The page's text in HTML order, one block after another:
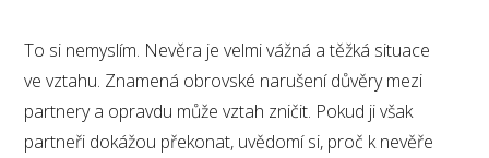
To si nemyslím. Nevěra je velmi vážná a těžká situace
ve vztahu. Znamená obrovské narušení důvěry mezi
partnery a opravdu může vztah zničit. Pokud ji však
partneři dokážou překonat, uvědomí si, proč k nevěře